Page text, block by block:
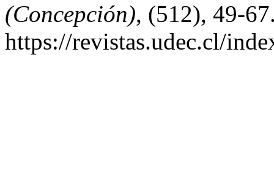
(Concepción), (512), 49-
https://revistas.udec.cl/